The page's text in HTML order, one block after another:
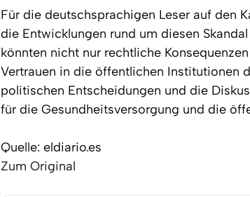
Für die deutschsprachigen Leser auf den
die Entwicklungen rund um diesen
könnten nicht nur rechtliche
Vertrauen in die öffentlichen Institutionen
politischen Entscheidungen und die
für die Gesundheitsversorgung und die
Quelle: eldiario.es
Zum Original